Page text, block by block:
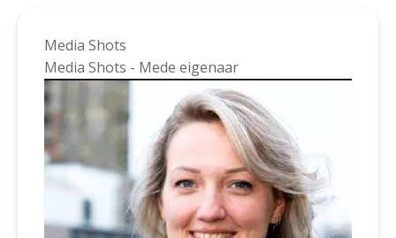
Media Shots
Media Shots - Mede eigenaar